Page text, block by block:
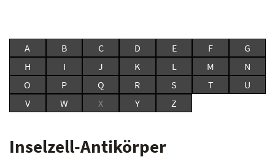
A B C D E F
G
H
I J K L M
N
O
P Q R S T
U
V
W X Y Z
Inselzell-Antikörper